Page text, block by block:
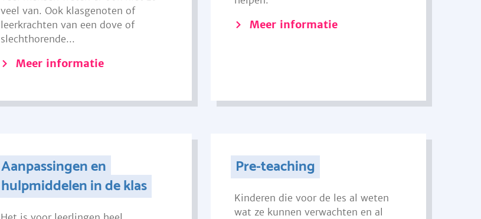
veel van. Ook klasgenoten of
leerkrachten van een dove of
slechthorende...
Meer informatie
Meer informatie
Aanpassingen en
hulpmiddelen in de klas
Pre-teaching
Kinderen die voor de les al weten
wat ze kunnen verwachten en al